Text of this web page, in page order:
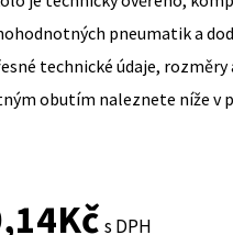
pneumatik a
technické údaje,
obutím naleznete níže v
Kč s DPH